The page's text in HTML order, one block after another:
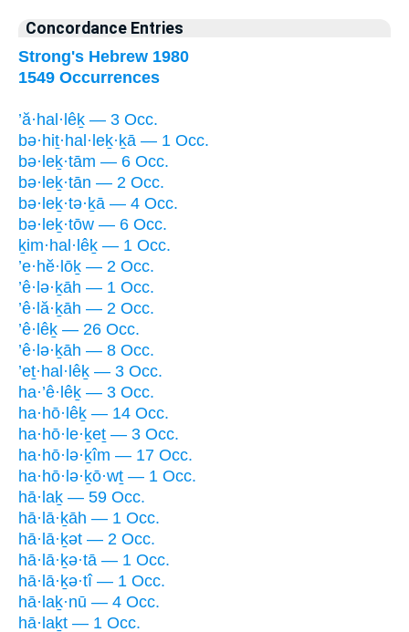
Concordance Entries
Strong's Hebrew 1980
1549 Occurrences
’ă·hal·lêḵ — 3 Occ.
bə·hiṯ·hal·leḵ·ḵā — 1 Occ.
bə·leḵ·tām — 6 Occ.
bə·leḵ·tān — 2 Occ.
bə·leḵ·tə·ḵā — 4 Occ.
bə·leḵ·tōw — 6 Occ.
ḵim·hal·lêḵ — 1 Occ.
’e·hĕ·lōḵ — 2 Occ.
’ê·lə·ḵāh — 1 Occ.
’ê·lă·ḵāh — 2 Occ.
’ê·lêḵ — 26 Occ.
’ê·lə·ḵāh — 8 Occ.
’eṯ·hal·lêḵ — 3 Occ.
ha·’ê·lêḵ — 3 Occ.
ha·hō·lêḵ — 14 Occ.
ha·hō·le·ḵeṯ — 3 Occ.
ha·hō·lə·ḵîm — 17 Occ.
ha·hō·lə·ḵō·wṯ — 1 Occ.
hā·laḵ — 59 Occ.
hā·lā·ḵāh — 1 Occ.
hā·lā·ḵət — 2 Occ.
hā·lā·ḵə·tā — 1 Occ.
hā·lā·ḵə·tî — 1 Occ.
hā·laḵ·nū — 4 Occ.
hā·laḵt — 1 Occ.